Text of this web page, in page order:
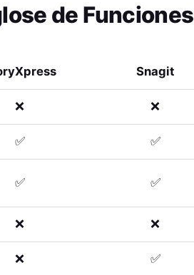
de Funciones
Snagit
❌ ❌
✅ ✅
✅ ✅
❌ ❌
❌ ✅